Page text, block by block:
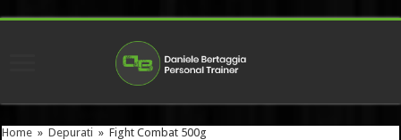
Home » Depurati » Fight Combat 500g